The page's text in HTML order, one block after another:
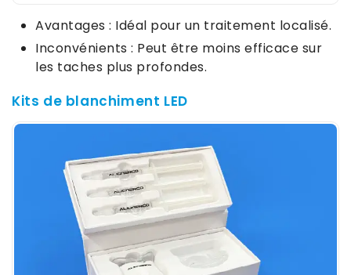
Avantages : Idéal pour un traitement localisé.
Inconvénients : Peut être moins efficace sur
les taches plus profondes.
Kits de blanchiment LED